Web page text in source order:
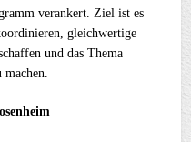
verankert. Ziel ist es
gleichwertige
und das Thema
machen.